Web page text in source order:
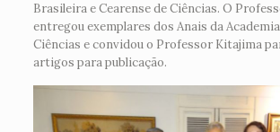
Brasileira e Cearense de Ciências. O
entregou exemplares dos Anais da
Ciências e convidou o Professor Kitajima
artigos para publicação.